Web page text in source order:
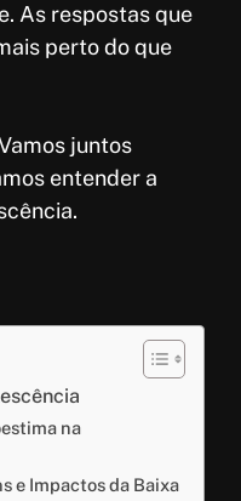
As respostas que
perto do que
juntos
entender a
na
e Impactos da Baixa